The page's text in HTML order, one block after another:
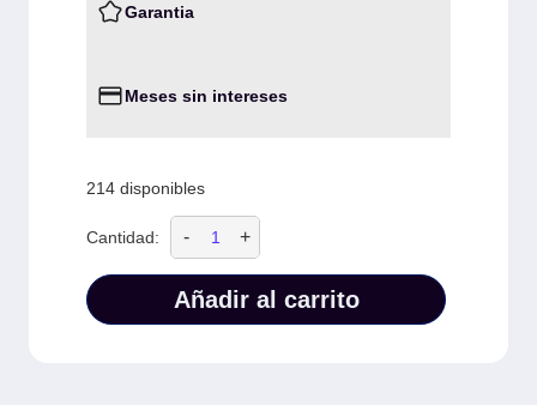
Garantia
Meses sin intereses
214 disponibles
Cantidad: - +
Añadir al carrito